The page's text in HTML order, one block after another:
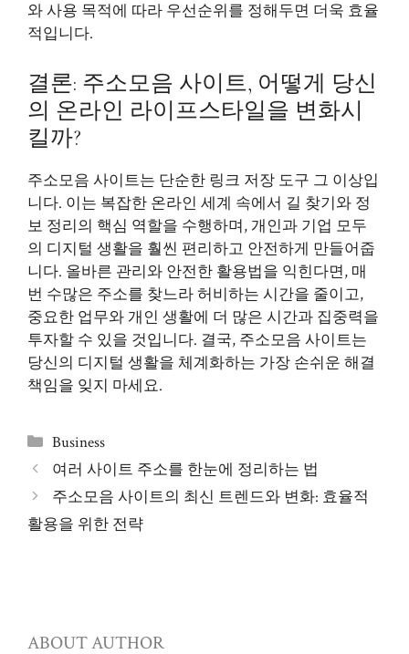
와 사용 목적에 따라 우선순위를 정해두면 더욱 효율
적입니다.
결론: 주소모음 사이트, 어떻게 당신
의 온라인 라이프스타일을 변화시
킬까?
주소모음 사이트는 단순한 링크 저장 도구 그 이상입
니다. 이는 복잡한 온라인 세계 속에서 길 찾기와 정
보 정리의 핵심 역할을 수행하며, 개인과 기업 모두
의 디지털 생활을 훨씬 편리하고 안전하게 만들어줍
니다. 올바른 관리와 안전한 활용법을 익힌다면, 매
번 수많은 주소를 찾느라 허비하는 시간을 줄이고,
중요한 업무와 개인 생활에 더 많은 시간과 집중력을
투자할 수 있을 것입니다. 결국, 주소모음 사이트는
당신의 디지털 생활을 체계화하는 가장 손쉬운 해결
책임을 잊지 마세요.
카
테
고
리
Business
여러 사이트 주소를 한눈에 정리하는 법
주소모음 사이트의 최신 트렌드와 변화: 효율적
활용을 위한 전략
ABOUT AUTHOR